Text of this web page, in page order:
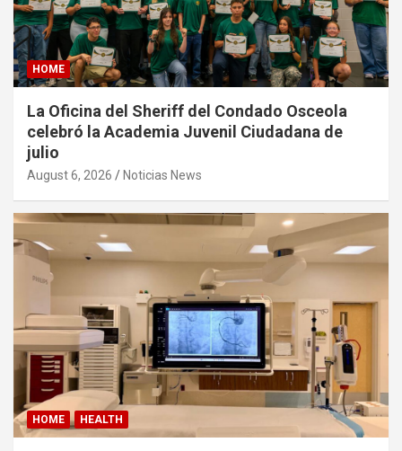
HOME
La Oficina del Sheriff del Condado Osceola
celebró la Academia Juvenil Ciudadana de
julio
August 6, 2026 Noticias News
HOME HEALTH